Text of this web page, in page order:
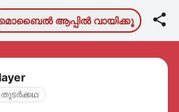
ആപ്പില്‍ വായിക്കൂ 
തുടര്‍ക്കഥ